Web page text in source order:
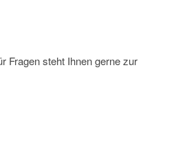
Fragen steht Ihnen gerne zur